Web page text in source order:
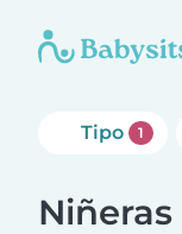
Tipo 1